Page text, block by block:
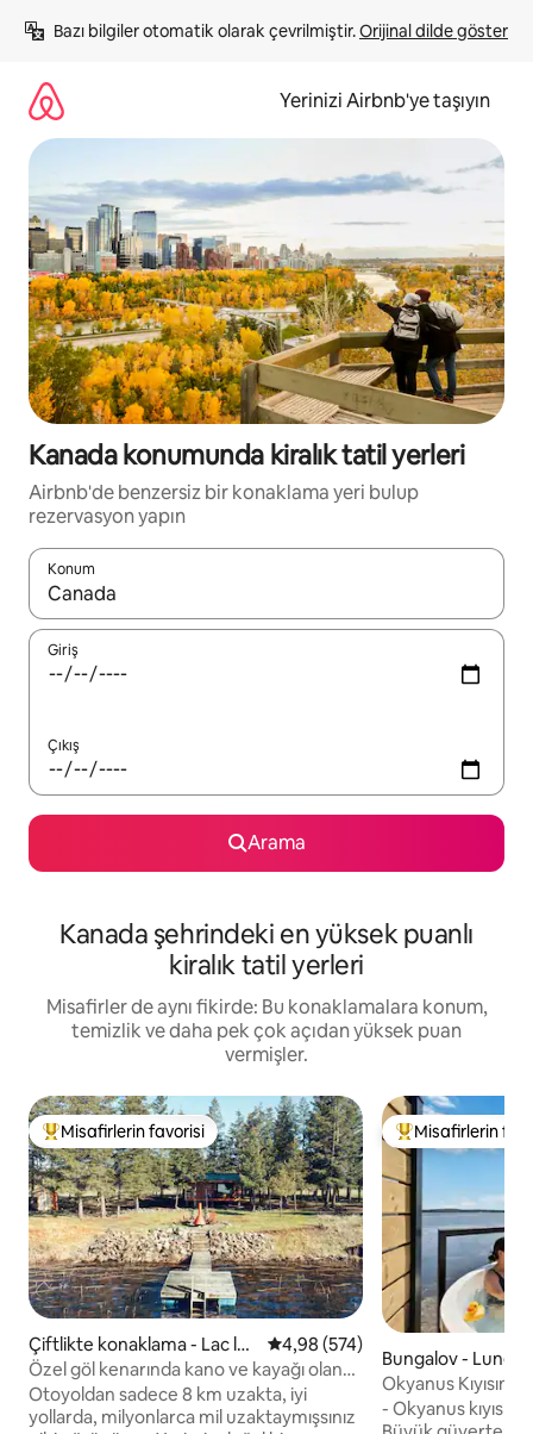
atla
Bazı bilgiler otomatik olarak çevrilmiştir. Orijinal dilde göster
Yerinizi Airbnb'ye taşıyın
Kanada konumunda kiralık tatil yerleri
Airbnb'de benzersiz bir konaklama yeri bulup
rezervasyon yapın
Konum
Sonuçlar kullanılabilir olduğunda yukarı ve aşağı oklarıyla
Giriş
Çıkış
Arama
Kanada şehrindeki en yüksek puanlı
kiralık tatil yerleri
Misafirler de aynı fikirde: Bu konaklamalara konum,
temizlik ve daha pek çok açıdan yüksek puan
vermişler.
Misafirlerin favorilerinden en beğenilenler arasında
Misafirlerin favorisi
Çiftlikte konaklama - Lac la
Hache
5 üzerinden ortalama 4,98
4,98 (574)
Özel göl kenarında kano ve kayağı olan
kütük kulübe
Otoyoldan sadece 8 km uzakta, iyi
yollarda, milyonlarca mil uzaktaymışsınız
Misafirlerin
Misafirlerin
Bungalov -
Okyanus
Yatak Odalı
Banyolu
- Okyanus kıyısı,